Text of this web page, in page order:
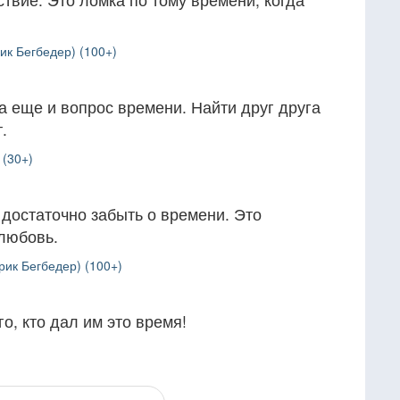
Бегбедер) (100+)
еще и вопрос времени. Найти друг друга
забыть о времени. Это
Бегбедер) (100+)
кто дал им это время!